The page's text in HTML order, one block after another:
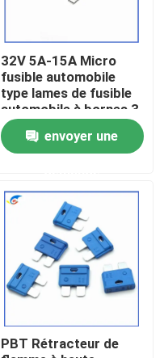
32V 5A-15A Micro
fusible automobile
type lames de fusible
automobile à bornes 3
envoyer une
PBT Rétracteur de